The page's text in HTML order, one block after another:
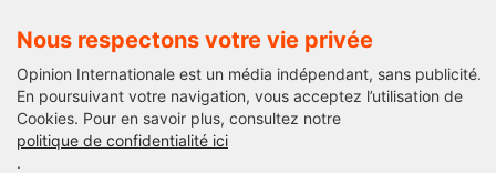
Nous respectons votre vie privée
Opinion Internationale est un média indépendant, sans publicité.
En poursuivant votre navigation, vous acceptez l’utilisation de
Cookies. Pour en savoir plus, consultez notre
politique de confidentialité ici
.
International